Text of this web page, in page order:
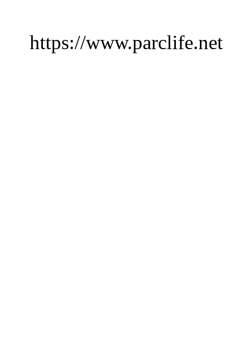
https://www.parclife.net